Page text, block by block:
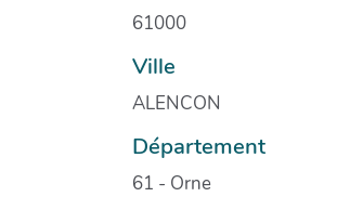
61000
Ville
ALENCON
Département
61 - Orne